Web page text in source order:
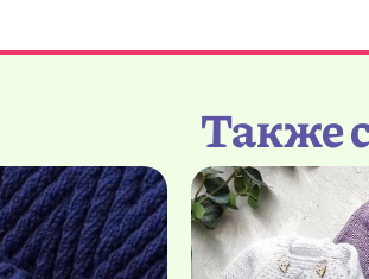
Также